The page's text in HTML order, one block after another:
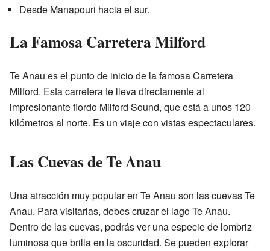
Desde Manapouri hacia el sur.
La Famosa Carretera Milford
Te Anau es el punto de inicio de la famosa Carretera
Milford. Esta carretera te lleva directamente al
impresionante fiordo Milford Sound, que está a unos 120
kilómetros al norte. Es un viaje con vistas espectaculares.
Las Cuevas de Te Anau
Una atracción muy popular en Te Anau son las cuevas Te
Anau. Para visitarlas, debes cruzar el lago Te Anau.
Dentro de las cuevas, podrás ver una especie de lombriz
luminosa que brilla en la oscuridad. Se pueden explorar